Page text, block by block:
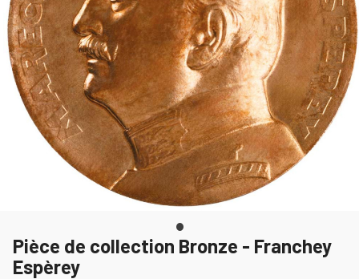
Pièce de collection Bronze - Franchey
Espèrey